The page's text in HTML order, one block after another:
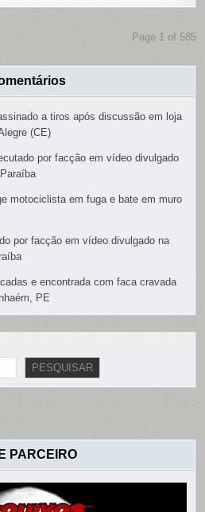
Page 1 of 585
a tiros após discussão em loja
(CE)
por facção em vídeo divulgado
motociclista em fuga e bate em muro
por facção em vídeo divulgado na
e encontrada com faca cravada
PE
PESQUISAR
PARCEIRO